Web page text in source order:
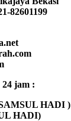
82601199
jam :
HADI )
HADI)